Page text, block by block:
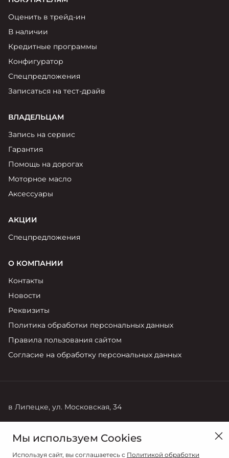
Оценить в трейд-ин
В наличии
Кредитные программы
Конфигуратор
Спецпредложения
Записаться на тест-драйв
ВЛАДЕЛЬЦАМ
Запись на сервис
Гарантия
Помощь на дорогах
Моторное масло
Аксессуары
АКЦИИ
Спецпредложения
О КОМПАНИИ
Контакты
Новости
Реквизиты
Политика обработки персональных данных
Правила пользования сайтом
Согласие на обработку персональных данных
в Липецке, ул. Московская, 34
8 (4742) 28-88-08 +7 (905) 044-97-63
Мы используем Cookies
Используя сайт, вы соглашаетесь с Политикой обработки